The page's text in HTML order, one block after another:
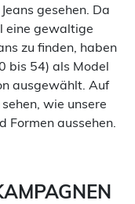
gesehen. Da
eine gewaltige
zu finden, haben
bis 54) als Model
ausgewählt. Auf
wie unsere
Formen aussehen.